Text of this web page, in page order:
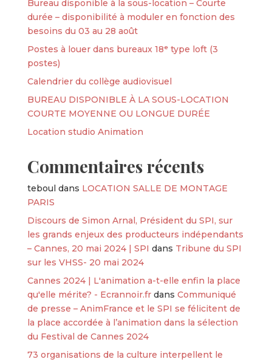
Bureau disponible à la sous-location – Courte
durée – disponibilité à moduler en fonction des
besoins du 03 au 28 août
Postes à louer dans bureaux 18ᵉ type loft (3
postes)
Calendrier du collège audiovisuel
BUREAU DISPONIBLE À LA SOUS-LOCATION
COURTE MOYENNE OU LONGUE DURÉE
Location studio Animation
Commentaires récents
teboul dans LOCATION SALLE DE MONTAGE
PARIS
Discours de Simon Arnal, Président du SPI, sur
les grands enjeux des producteurs indépendants
– Cannes, 20 mai 2024 | SPI dans Tribune du SPI
sur les VHSS- 20 mai 2024
Cannes 2024 | L'animation a-t-elle enfin la place
qu'elle mérite? - Ecrannoir.frdans Communiqué
de presse – AnimFrance et le SPI se félicitent de
la place accordée à l’animation dans la sélection
du Festival de Cannes 2024
73 organisations de la culture interpellent le